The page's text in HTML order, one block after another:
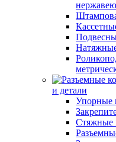
и детали
Упорные
Стяжные